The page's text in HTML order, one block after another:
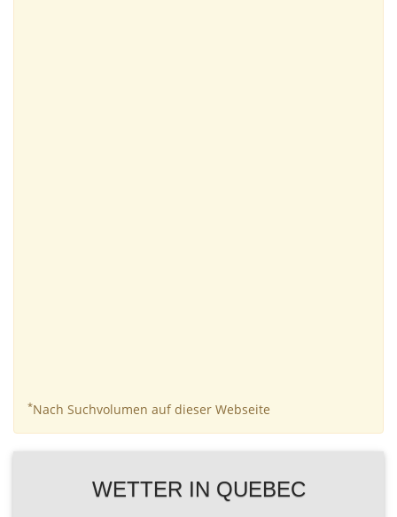
*Nach Suchvolumen auf dieser Webseite
WETTER IN QUEBEC